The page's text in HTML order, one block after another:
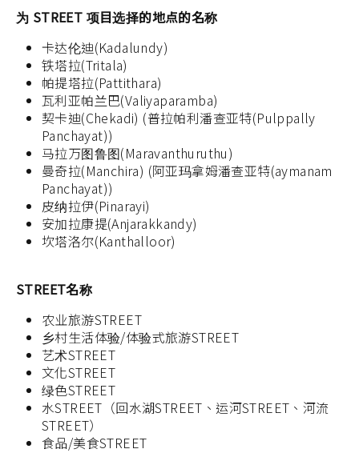
为 STREET 项目选择的地点的名称
卡达伦迪(Kadalundy)
铁塔拉(Tritala)
帕提塔拉(Pattithara)
瓦利亚帕兰巴(Valiyaparamba)
契卡迪(Chekadi) (普拉帕利潘查亚特(Pulppally
Panchayat))
马拉万图鲁图(Maravanthuruthu)
曼奇拉(Manchira) (阿亚玛拿姆潘查亚特(aymanam
Panchayat))
皮纳拉伊(Pinarayi)
安加拉康提(Anjarakkandy)
坎塔洛尔(Kanthalloor)
STREET名称
农业旅游STREET
乡村生活体验/体验式旅游STREET
艺术STREET
文化STREET
绿色STREET
水STREET（回水湖STREET、运河STREET、河流
STREET）
食品/美食STREET